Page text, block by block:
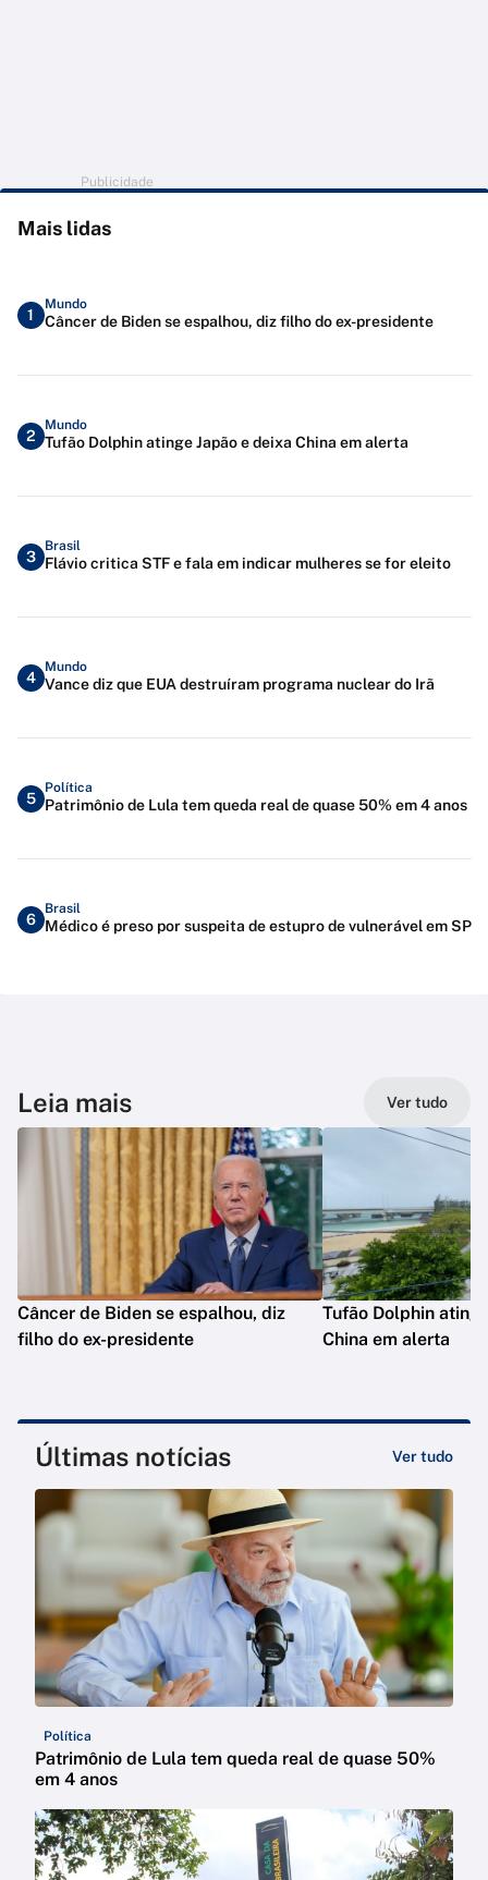
Publicidade
Mais lidas
1
Mundo
Câncer de Biden se espalhou, diz filho do ex-presidente
2
Mundo
Tufão Dolphin atinge Japão e deixa China em alerta
3
Brasil
Flávio critica STF e fala em indicar mulheres se for eleito
4
Mundo
Vance diz que EUA destruíram programa nuclear do Irã
5
Política
Patrimônio de Lula tem queda real de quase 50% em 4 anos
6
Brasil
Médico é preso por suspeita de estupro de vulnerável em SP
Leia mais Ver tudo
Câncer de Biden se espalhou, diz
filho do ex-presidente
Tufão Dolphin
China em alerta
Últimas notícias Ver tudo
Política
Patrimônio de Lula tem queda real de quase 50%
em 4 anos